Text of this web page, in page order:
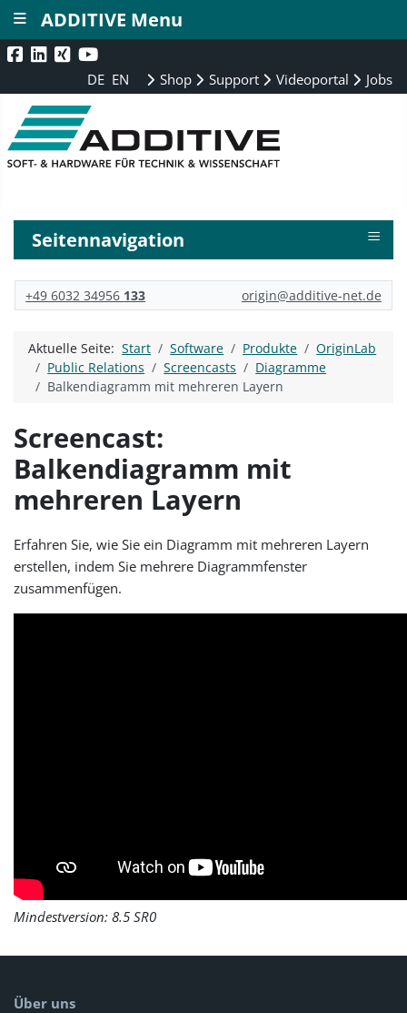
DE EN Shop Support Videoportal Jobs
Seitennavigation ≡
+49 6032 34956 133 origin@additive-net.de
Aktuelle Seite:Start Software Produkte
OriginLab
Public Relations
Screencasts
Diagramme
Balkendiagramm mit mehreren Layern
Screencast:
Balkendiagramm mit
mehreren Layern
Erfahren Sie, wie Sie ein Diagramm mit mehreren Layern
erstellen, indem Sie mehrere Diagrammfenster
zusammenfügen.
Mindestversion: 8.5 SR0
Über uns
ADDITIVE Menu
≡